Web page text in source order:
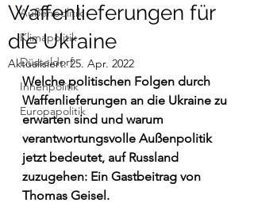
Außenpolitik
Klimapolitik
Düsseldorf
Innenpolitik
Europapolitik
Waffenlieferungen für
die Ukraine
Aktualisiert:25. Apr. 2022
Welche politischen Folgen durch
Waffenlieferungen an die Ukraine zu
erwarten sind und warum
verantwortungsvolle Außenpolitik
jetzt bedeutet, auf Russland
zuzugehen: Ein Gastbeitrag von
Thomas Geisel.